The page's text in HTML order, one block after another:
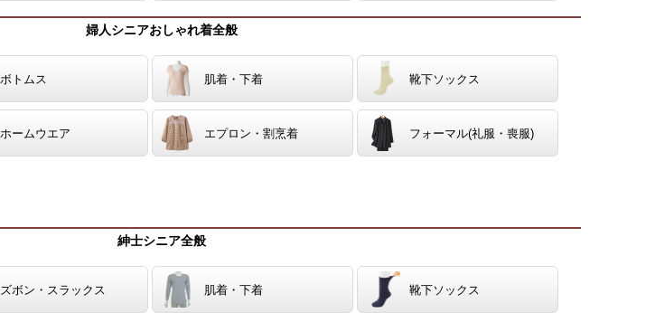
婦人シニアおしゃれ着全般
ボトムス 肌着・下着 靴下ソックス
ホームウエア エプロン・割烹着 フォーマル(礼服・喪服)
紳士シニア全般
ズボン・スラックス 肌着・下着 靴下ソックス